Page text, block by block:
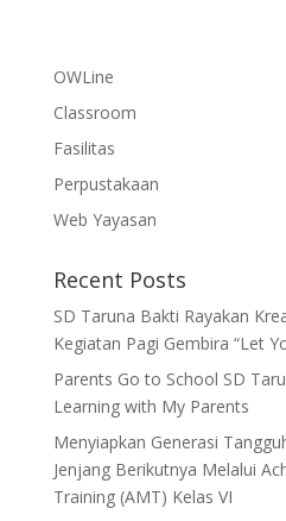
OWLine
Classroom
Fasilitas
Perpustakaan
Web Yayasan
Recent Posts
SD Taruna Bakti Rayakan
Kegiatan Pagi Gembira “Let
Parents Go to School SD
Learning with My Parents
Menyiapkan Generasi
Jenjang Berikutnya Melalui
Training (AMT) Kelas VI